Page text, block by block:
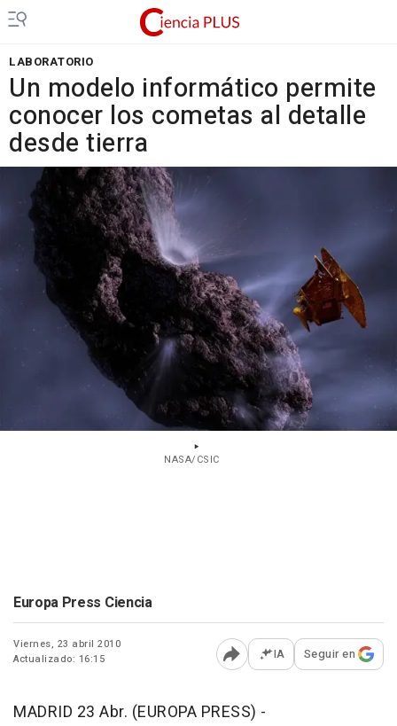
LABORATORIO
Un modelo informático permite
conocer los cometas al detalle
desde tierra
NASA/CSIC
Europa Press Ciencia
Viernes, 23 abril 2010
Actualizado: 16:15
Abrir opciones para
IA Seguir en
MADRID 23 Abr. (EUROPA PRESS) -